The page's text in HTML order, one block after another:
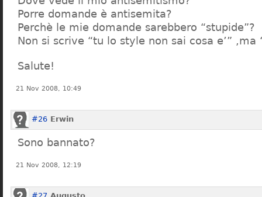
Porre domande è antisemita?
Perchè le mie domande sarebbero “stupide”?
Non si scrive “tu lo style non sai cosa e’” ,ma
Salute!
21 Nov 2008, 10:49
#26 Erwin
Sono bannato?
21 Nov 2008, 12:19